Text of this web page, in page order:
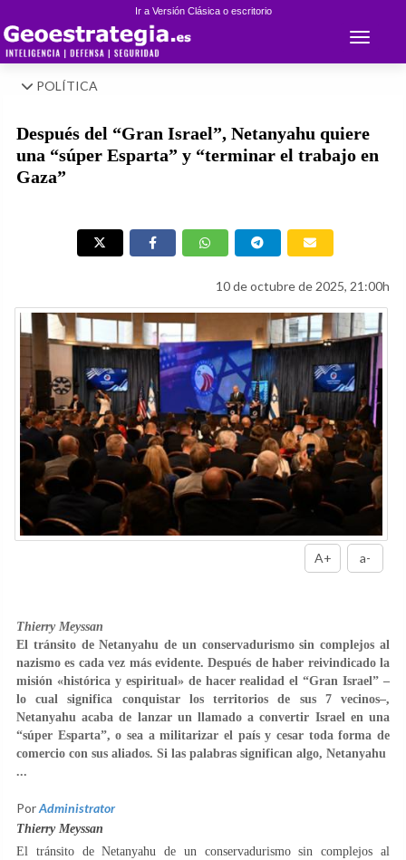
Ir a Versión Clásica o escritorio
Toggle
POLÍTICA
Después del “Gran Israel”, Netanyahu quiere
una “súper Esparta” y “terminar el trabajo en
Gaza”
10 de octubre de 2025, 21:00h
A+ a-
Thierry Meyssan
El tránsito de Netanyahu de un conservadurismo sin complejos al
nazismo es cada vez más evidente. Después de haber reivindicado la
misión «histórica y espiritual» de hacer realidad el “Gran Israel” –
lo cual significa conquistar los territorios de sus 7 vecinos–,
Netanyahu acaba de lanzar un llamado a convertir Israel en una
“súper Esparta”, o sea a militarizar el país y cesar toda forma de
comercio con sus aliados. Si las palabras significan algo, Netanyahu
...
PorAdministrator
Thierry Meyssan
El tránsito de Netanyahu de un conservadurismo sin complejos al